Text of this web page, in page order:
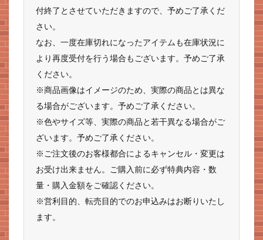
付終了とさせていただきますので、予めご了承くだ
さい。
なお、一度在庫切れになったアイテムも在庫状況に
より再度受付を行う場合もございます。予めご了承
ください。
※商品画像はイメージのため、実際の商品とは異な
る場合がございます。予めご了承ください。
※色やサイズ等、実際の商品と若干異なる場合がご
ざいます。予めご了承ください。
※ご注文後のお客様都合によるキャンセル・変更は
お受け出来ません。ご購入前に必ず特典内容・数
量・購入金額をご確認ください。
※営利目的、転売目的でのお申込みはお断りいたし
ます。